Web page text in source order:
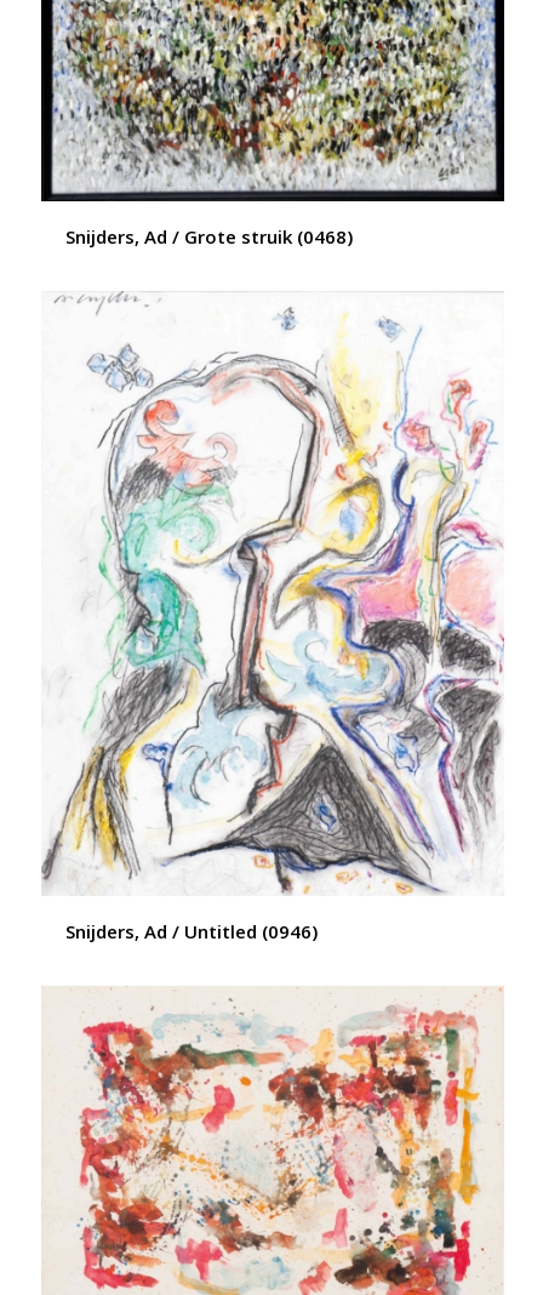
Snijders, Ad / Grote struik (0468)
Snijders, Ad / Untitled (0946)